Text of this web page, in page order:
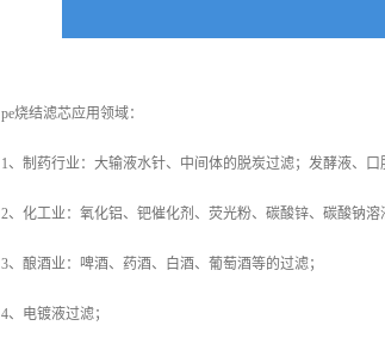
pe烧结滤芯应用领域：
1、制药行业：大输液水针、中间体的脱炭过滤；发酵液、口
2、化工业：氧化铝、钯催化剂、荧光粉、碳酸锌、碳酸钠溶
3、酿酒业：啤酒、药酒、白酒、葡萄酒等的过滤；
4、电镀液过滤；